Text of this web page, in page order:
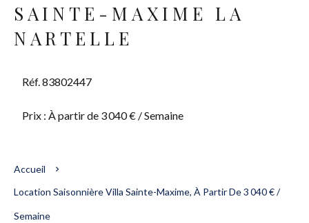
SAINTE-MAXIME LA
NARTELLE
Réf. 83802447
Prix : À partir de 3 040 € / Semaine
Accueil
Location Saisonnière Villa Sainte-Maxime, À Partir De 3 040 € /
Semaine